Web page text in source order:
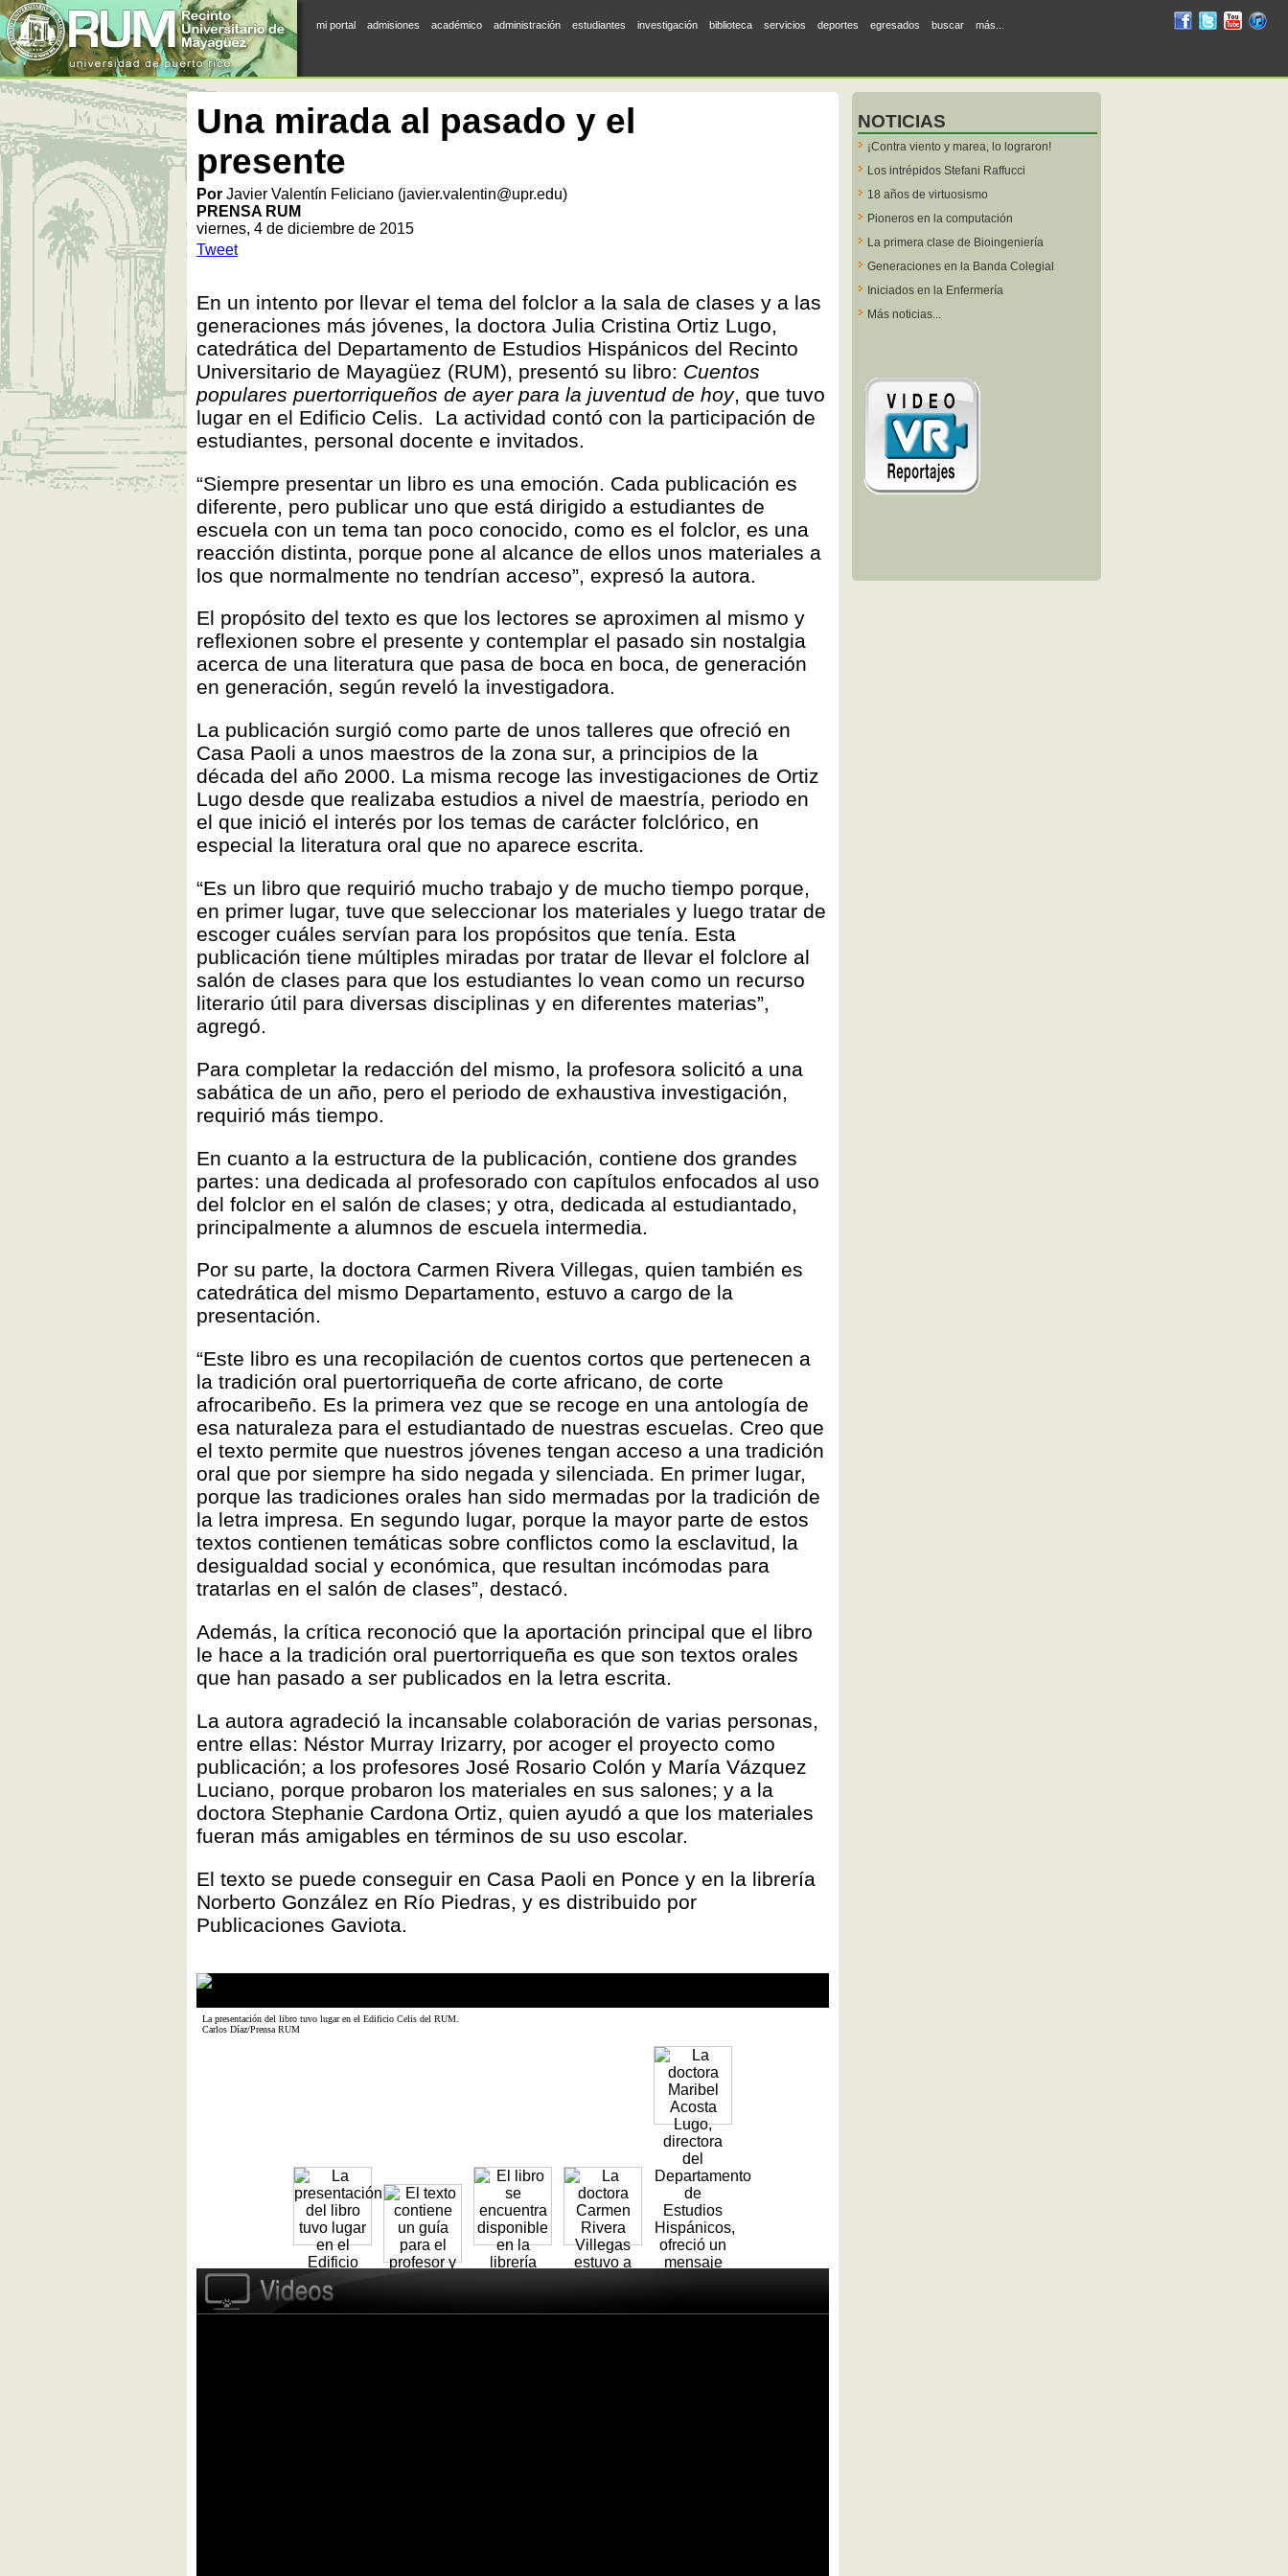
mi portal admisiones académico administración estudiantes investigación biblioteca servicios deportes egresados buscar más...
RUMRUMRUM
Una mirada al pasado y el
presente
Por Javier Valentín Feliciano (javier.valentin@upr.edu)
PRENSA RUM
viernes, 4 de diciembre de 2015
Tweet
En un intento por llevar el tema del folclor a la sala de clases y a las
generaciones más jóvenes, la doctora Julia Cristina Ortiz Lugo,
catedrática del Departamento de Estudios Hispánicos del Recinto
Universitario de Mayagüez (RUM), presentó su libro: Cuentos
populares puertorriqueños de ayer para la juventud de hoy, que tuvo
lugar en el Edificio Celis. La actividad contó con la participación de
estudiantes, personal docente e invitados.
“Siempre presentar un libro es una emoción. Cada publicación es
diferente, pero publicar uno que está dirigido a estudiantes de
escuela con un tema tan poco conocido, como es el folclor, es una
reacción distinta, porque pone al alcance de ellos unos materiales a
los que normalmente no tendrían acceso”, expresó la autora.
El propósito del texto es que los lectores se aproximen al mismo y
reflexionen sobre el presente y contemplar el pasado sin nostalgia
acerca de una literatura que pasa de boca en boca, de generación
en generación, según reveló la investigadora.
La publicación surgió como parte de unos talleres que ofreció en
Casa Paoli a unos maestros de la zona sur, a principios de la
década del año 2000. La misma recoge las investigaciones de Ortiz
Lugo desde que realizaba estudios a nivel de maestría, periodo en
el que inició el interés por los temas de carácter folclórico, en
especial la literatura oral que no aparece escrita.
“Es un libro que requirió mucho trabajo y de mucho tiempo porque,
en primer lugar, tuve que seleccionar los materiales y luego tratar de
escoger cuáles servían para los propósitos que tenía. Esta
publicación tiene múltiples miradas por tratar de llevar el folclore al
salón de clases para que los estudiantes lo vean como un recurso
literario útil para diversas disciplinas y en diferentes materias”,
agregó.
Para completar la redacción del mismo, la profesora solicitó a una
sabática de un año, pero el periodo de exhaustiva investigación,
requirió más tiempo.
En cuanto a la estructura de la publicación, contiene dos grandes
partes: una dedicada al profesorado con capítulos enfocados al uso
del folclor en el salón de clases; y otra, dedicada al estudiantado,
principalmente a alumnos de escuela intermedia.
Por su parte, la doctora Carmen Rivera Villegas, quien también es
catedrática del mismo Departamento, estuvo a cargo de la
presentación.
“Este libro es una recopilación de cuentos cortos que pertenecen a
la tradición oral puertorriqueña de corte africano, de corte
afrocaribeño. Es la primera vez que se recoge en una antología de
esa naturaleza para el estudiantado de nuestras escuelas. Creo que
el texto permite que nuestros jóvenes tengan acceso a una tradición
oral que por siempre ha sido negada y silenciada. En primer lugar,
porque las tradiciones orales han sido mermadas por la tradición de
la letra impresa. En segundo lugar, porque la mayor parte de estos
textos contienen temáticas sobre conflictos como la esclavitud, la
desigualdad social y económica, que resultan incómodas para
tratarlas en el salón de clases”, destacó.
Además, la crítica reconoció que la aportación principal que el libro
le hace a la tradición oral puertorriqueña es que son textos orales
que han pasado a ser publicados en la letra escrita.
La autora agradeció la incansable colaboración de varias personas,
entre ellas: Néstor Murray Irizarry, por acoger el proyecto como
publicación; a los profesores José Rosario Colón y María Vázquez
Luciano, porque probaron los materiales en sus salones; y a la
doctora Stephanie Cardona Ortiz, quien ayudó a que los materiales
fueran más amigables en términos de su uso escolar.
El texto se puede conseguir en Casa Paoli en Ponce y en la librería
Norberto González en Río Piedras, y es distribuido por
Publicaciones Gaviota.
La presentación del libro tuvo lugar en el Edificio Celis del RUM.
Carlos Díaz/Prensa RUM
NOTICIAS
¡Contra viento y marea, lo lograron!
Los intrépidos Stefani Raffucci
18 años de virtuosismo
Pioneros en la computación
La primera clase de Bioingeniería
Generaciones en la Banda Colegial
Iniciados en la Enfermería
Más noticias...